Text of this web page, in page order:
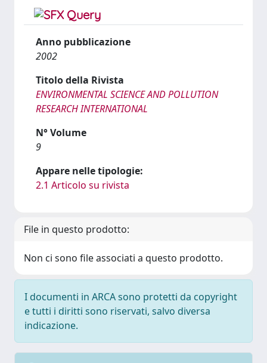
Anno pubblicazione
2002
Titolo della Rivista
ENVIRONMENTAL SCIENCE AND POLLUTION
RESEARCH INTERNATIONAL
N° Volume
9
Appare nelle tipologie:
2.1 Articolo su rivista
File in questo prodotto:
Non ci sono file associati a questo prodotto.
I documenti in ARCA sono protetti da copyright
e tutti i diritti sono riservati, salvo diversa
indicazione.